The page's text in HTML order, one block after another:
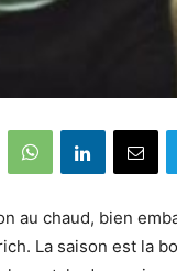
chaud, bien
La saison est la